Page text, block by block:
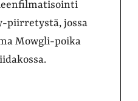
piirretystä, jossa
Mowgli-poika